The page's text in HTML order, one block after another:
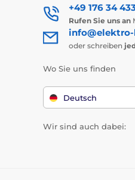
+49 176 34
Rufen Sie uns an
oder schreiben
Wo Sie uns finden
Deutsch
Wir sind auch dabei: